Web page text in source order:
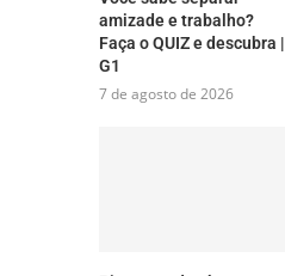
amizade e trabalho?
Faça o QUIZ e descubra |
G1
7 de agosto de 2026